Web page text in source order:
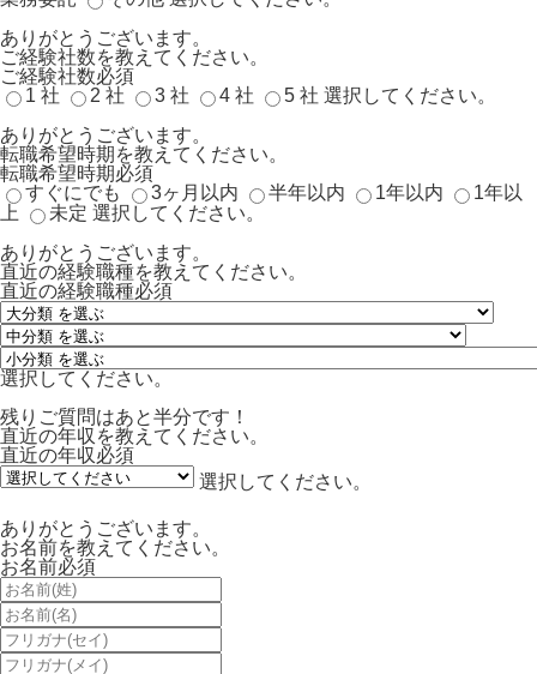
ありがとうございます。
ご経験社数を教えてください。
ご経験社数必須
1 社
2 社 3 社 4 社 5 社 選択してください。
ありがとうございます。
転職希望時期を教えてください。
転職希望時期必須
すぐにでも
3ヶ月以内 半年以内 1年以内
1年以
上
未定 選択してください。
ありがとうございます。
直近の経験職種を教えてください。
直近の経験職種必須
選択してください。
残りご質問はあと半分です！
直近の年収を教えてください。
直近の年収必須
選択してください。
ありがとうございます。
お名前を教えてください。
お名前必須